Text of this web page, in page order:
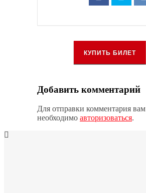
КУПИТЬ БИЛЕТ
Добавить комментарий
Для отправки комментария вам
необходимо авторизоваться.